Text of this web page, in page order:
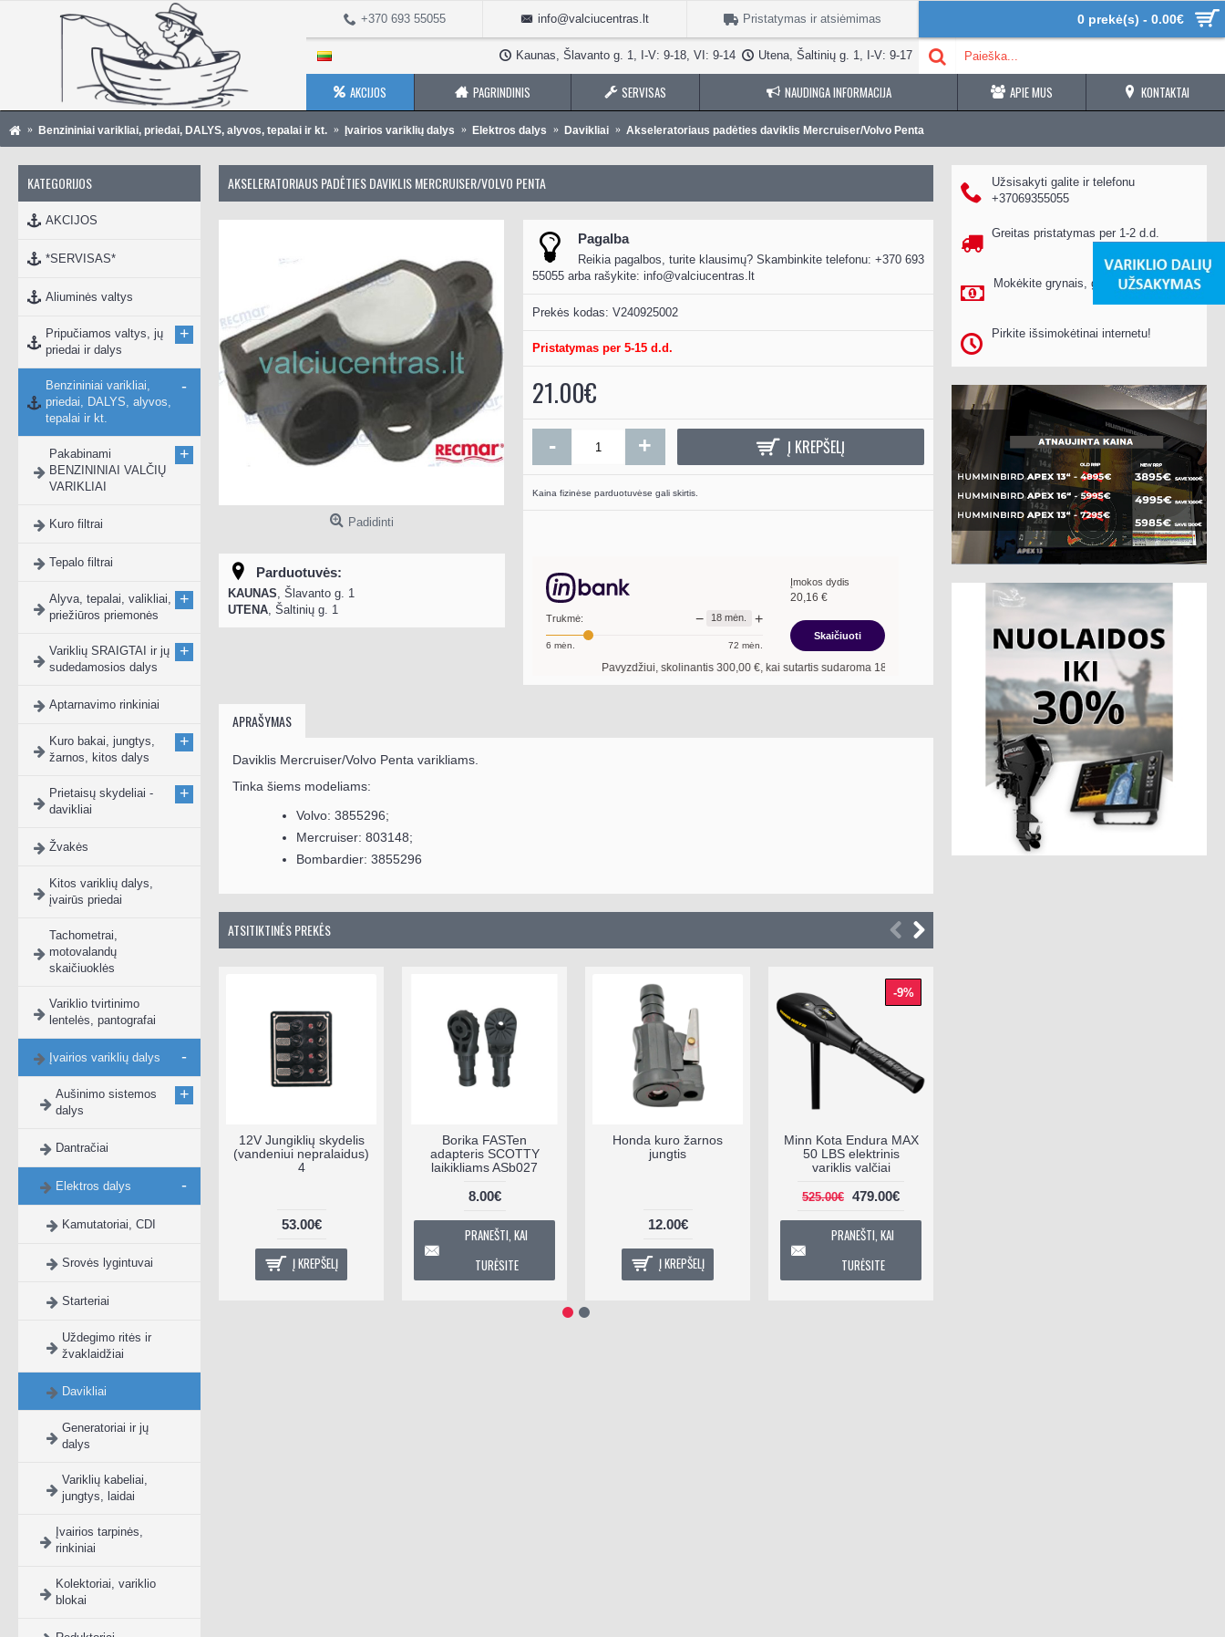
+370 693 55055 info@valciucentras.lt Pristatymas ir atsiėmimas 0 prekė(s) - 0.00€
Kaunas, Šlavanto g. 1, I-V: 9-18, VI: 9-14 Utena, Šaltinių g. 1, I-V: 9-17
AKCIJOS PAGRINDINIS SERVISAS NAUDINGA INFORMACIJA APIE MUS KONTAKTAI
Benzininiai varikliai, priedai, DALYS, alyvos, tepalai ir kt. Įvairios variklių dalys Elektros dalys Davikliai Akseleratoriaus padėties daviklis Mercruiser/Volvo Penta
KATEGORIJOS
AKCIJOS
*SERVISAS*
Aliuminės valtys
Pripučiamos valtys, jų
priedai ir dalys
+
Benzininiai varikliai,
priedai, DALYS, alyvos,
tepalai ir kt.
-
Pakabinami
BENZININIAI VALČIŲ
VARIKLIAI
+
Kuro filtrai
Tepalo filtrai
Alyva, tepalai, valikliai,
priežiūros priemonės
+
Variklių SRAIGTAI ir jų
sudedamosios dalys
+
Aptarnavimo rinkiniai
Kuro bakai, jungtys,
žarnos, kitos dalys
+
Prietaisų skydeliai -
davikliai
+
Žvakės
Kitos variklių dalys,
įvairūs priedai
Tachometrai,
motovalandų
skaičiuoklės
Variklio tvirtinimo
lentelės, pantografai
Įvairios variklių dalys -
Aušinimo sistemos
dalys
+
Dantračiai
Elektros dalys -
Kamutatoriai, CDI
Srovės lygintuvai
Starteriai
Uždegimo ritės ir
žvaklaidžiai
Davikliai
Generatoriai ir jų
dalys
Variklių kabeliai,
jungtys, laidai
Įvairios tarpinės,
rinkiniai
Kolektoriai, variklio
blokai
Užsisakyti galite ir telefonu
+37069355055
Greitas pristatymas per 1-2 d.d.
Mokėkite grynais, gavę prekes
Pirkite išsimokėtinai internetu!
AKSELERATORIAUS PADĖTIES DAVIKLIS MERCRUISER/VOLVO PENTA
Padidinti
Parduotuvės:
KAUNAS, Šlavanto g. 1
UTENA, Šaltinių g. 1
Pagalba
Reikia pagalbos, turite klausimų? Skambinkite telefonu: +370 693
55055 arba rašykite: info@valciucentras.lt
Prekės kodas: V240925002
Pristatymas per 5-15 d.d.
21.00€
- + Į KREPŠELĮ
Kaina fizinėse parduotuvėse gali skirtis.
Trukmė: − 18 mėn. +
6 mėn. 72 mėn.
Įmokos dydis
20,16 €
Skaičiuoti
Pavyzdžiui, skolinantis300,00€, kai sutartis sudaroma18mėn. terminui, metinė palūkanų norma – , sutarties sudarymo mokestis -
APRAŠYMAS
Daviklis Mercruiser/Volvo Penta varikliams.
Tinka šiems modeliams:
Volvo: 3855296;
Mercruiser: 803148;
Bombardier: 3855296
ATSITIKTINĖS PREKĖS
12V Jungiklių skydelis
(vandeniui nepralaidus)
Į KREPŠELĮ
Borika FASTen
adapteris SCOTTY
laikikliams ASb027
PRANEŠTI, KAI
TURĖSITE
Honda kuro žarnos
Į KREPŠELĮ
Minn Kota Endura MAX
50 LBS elektrinis
variklis valčiai
525.00€ 479.00€
PRANEŠTI, KAI
TURĖSITE